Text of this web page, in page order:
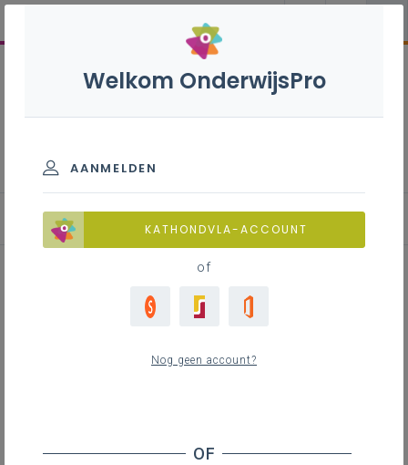
Basisteksten
Visieontwikkeling pastoraal op
Doelstelling van een katholieke school
Welkom OnderwijsPro
AANMELDEN
KATHONDVLA-ACCOUNT
of
Nog geen account?